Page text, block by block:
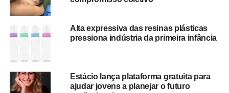
Alta expressiva das resinas plásticas
pressiona indústria da primeira infância
Estácio lança plataforma gratuita para
ajudar jovens a planejar o futuro